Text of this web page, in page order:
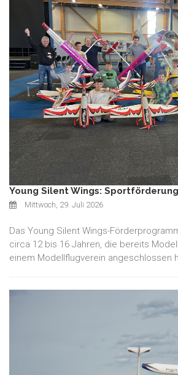
Young Silent Wings:
Mittwoch, 29. Juli 2026
Das Young Silent Wings-
circa 12 bis 16 Jahren, die bereits
einem Modellflugverein angeschlossen